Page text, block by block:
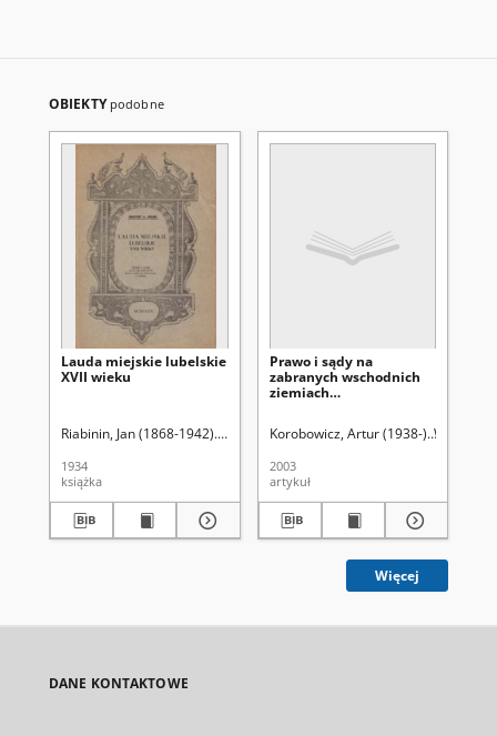
OBIEKTY podobne
Lauda miejskie lubelskie
XVII wieku
Riabinin, Jan (1868-1942). Wyd.
1934
książka
Prawo i sądy na
zabranych wschodnich
ziemiach
Korobowicz, Artur (1938-)
2003
artykuł
Więcej
DANE KONTAKTOWE